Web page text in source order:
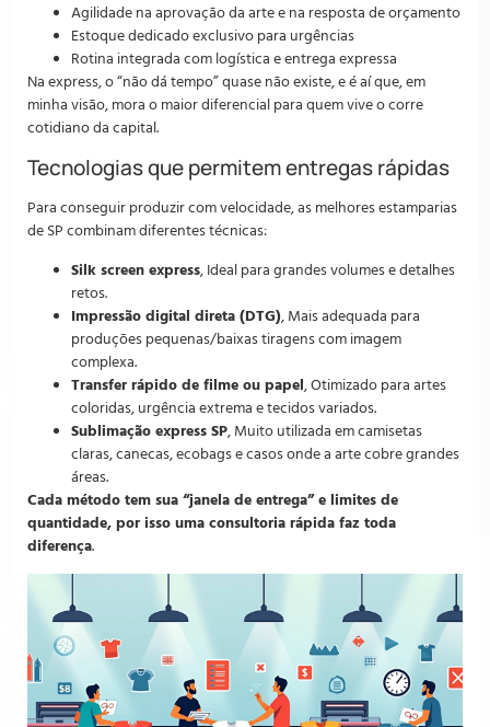
Agilidade na aprovação da arte e na resposta de orçamento
Estoque dedicado exclusivo para urgências
Rotina integrada com logística e entrega expressa
Na express, o “não dá tempo” quase não existe, e é aí que, em
minha visão, mora o maior diferencial para quem vive o corre
cotidiano da capital.
Tecnologias que permitem entregas rápidas
Para conseguir produzir com velocidade, as melhores estamparias
de SP combinam diferentes técnicas:
Silk screen express, Ideal para grandes volumes e detalhes
retos.
Impressão digital direta (DTG), Mais adequada para
produções pequenas/baixas tiragens com imagem
complexa.
Transfer rápido de filme ou papel, Otimizado para artes
coloridas, urgência extrema e tecidos variados.
Sublimação express SP, Muito utilizada em camisetas
claras, canecas, ecobags e casos onde a arte cobre grandes
áreas.
Cada método tem sua “janela de entrega” e limites de
quantidade, por isso uma consultoria rápida faz toda
diferença.